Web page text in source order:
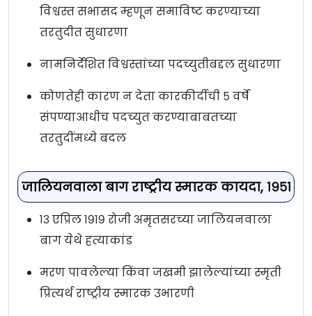
विश्वस्त सभासद म्हणून समाविष्ट करण्याच्या
तरतुदीत सुधारणा
नामनिर्देशित विश्वस्तांच्या पदच्युतीबद्दल सुधारणा
कोणतेही कारण न देता कारकीर्दीची ५ वर्षे
संपण्याआधीच पदच्युत करण्याबाबतच्या
तरतुदींमध्ये बदल
जालियनवाला बाग राष्ट्रीय स्मारक कायदा, १९५१
१३ एप्रिल १९१९ रोजी अमृतसरच्या जालियनवाला
बाग येथे हत्याकांड
मरण पावलेल्या किंवा जखमी झालेल्यांच्या स्मृती
प्रित्यर्थ राष्ट्रीय स्मारक उभारणी